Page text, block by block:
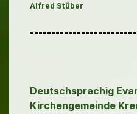
Alfred Stüber
Deutschsprachig
Kirchengemeinde